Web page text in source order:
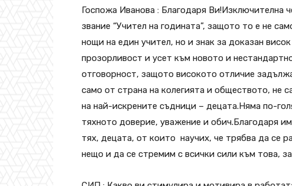
Госпожа Иванова : Благодаря Ви!Изключителна
звание “Учител на годинaта”, защото то е не
нощи на един учител, но и знак за доказан
прозорливост и усет към новото и
отговорност, защото високото отличие
само от страна на колегията и обществото, не
на най-искрените съдници – децата.Няма по-
тяхното доверие, уважение и обич.Благодаря
тях, децата, от които научих, че трябва да се
нещо и да се стремим с всички сили към това,